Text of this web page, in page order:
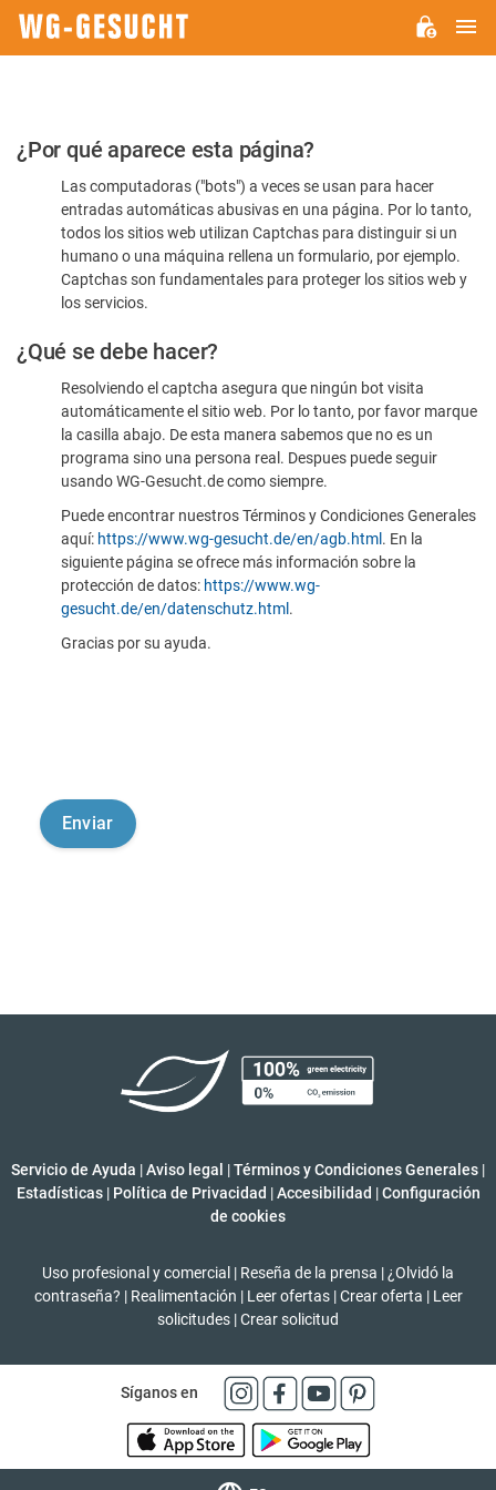
Por
favor,
confirme
humano
¿Por qué aparece esta página?
Las computadoras ("bots") a veces se usan para hacer
entradas automáticas abusivas en una página. Por lo tanto,
todos los sitios web utilizan Captchas para distinguir si un
humano o una máquina rellena un formulario, por ejemplo.
Captchas son fundamentales para proteger los sitios web y
los servicios.
¿Qué se debe hacer?
Resolviendo el captcha asegura que ningún bot visita
automáticamente el sitio web. Por lo tanto, por favor marque
la casilla abajo. De esta manera sabemos que no es un
programa sino una persona real. Despues puede seguir
usando WG-Gesucht.de como siempre.
Puede encontrar nuestros Términos y Condiciones Generales
aquí: https://www.wg-gesucht.de/en/agb.html . En la
siguiente página se ofrece más información sobre la
protección de datos: https://www.wg-
gesucht.de/en/datenschutz.html .
Gracias por su ayuda.
Servicio de Ayuda |Aviso legal |Términos y Condiciones Generales |
Estadísticas | Política de Privacidad | Accesibilidad | Configuración
de cookies
Uso profesional y comercial | Reseña de la prensa | ¿Olvidó la
contraseña? | Realimentación | Leer ofertas | Crear oferta | Leer
solicitudes |Crear solicitud
Síganos en